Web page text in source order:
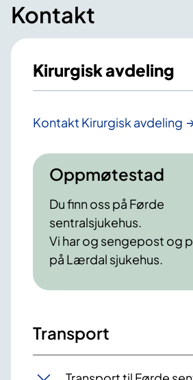
Kontakt
Kirurgisk avdeling
Kontakt Kirurgisk avdeling
Oppmøtestad
Du finn oss på Førde
sentralsjukehus.
Vi har og sengepost og
på Lærdal sjukehus.
Transport